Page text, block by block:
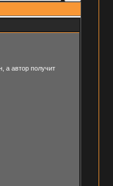
а автор получит